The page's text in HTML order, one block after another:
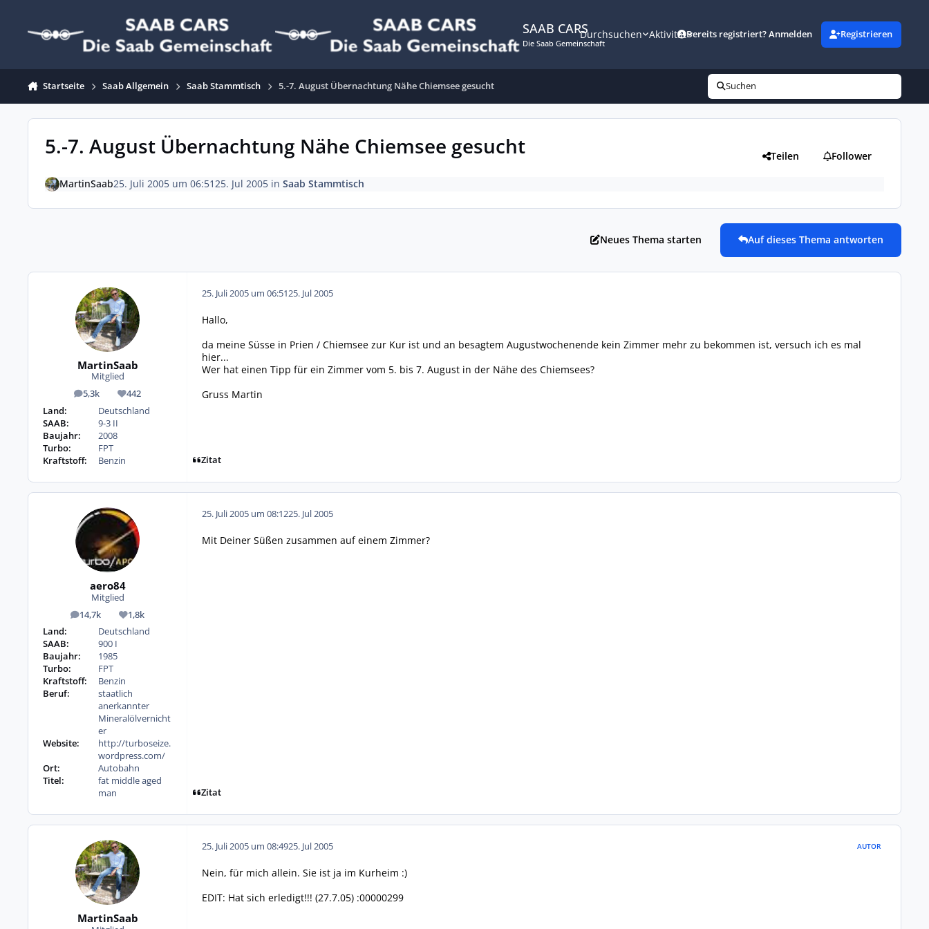
SAAB CARS
Die Saab Gemeinschaft
Durchsuchen AktivitätBereits registriert? Anmelden Registrieren
Startseite Saab Allgemein Saab Stammtisch 5.-7. August Übernachtung Nähe Chiemsee gesucht Suchen
5.-7. August Übernachtung Nähe Chiemsee gesucht Teilen Follower
MartinSaab25. Juli 2005 um 06:5125. Jul 2005in Saab Stammtisch
Neues Thema starten Auf dieses Thema antworten
MartinSaab
Mitglied
5,3k
Beiträge 442
Reputation
Land:
Deutschland
SAAB:
9-3 II
Baujahr:
2008
Turbo:
FPT
Kraftstoff:
Benzin
25. Juli 2005 um 06:5125. Jul 2005
Hallo,
da meine Süsse in Prien / Chiemsee zur Kur ist und an besagtem Augustwochenende kein Zimmer mehr zu bekommen ist, versuch ich es mal
hier...
Wer hat einen Tipp für ein Zimmer vom 5. bis 7. August in der Nähe des Chiemsees?
Gruss Martin
Zitat
aero84
Mitglied
14,7k
Beiträge 1,8k
Reputation
Land:
Deutschland
SAAB:
900 I
Baujahr:
1985
Turbo:
FPT
Kraftstoff:
Benzin
Beruf:
staatlich
anerkannter
Mineralölvernicht
er
Website:
http://turboseize.
wordpress.com/
Ort:
Autobahn
Titel:
fat middle aged
man
25. Juli 2005 um 08:1225. Jul 2005
Mit Deiner Süßen zusammen auf einem Zimmer?
Zitat
MartinSaab
25. Juli 2005 um 08:4925. Jul 2005 AUTOR
Nein, für mich allein. Sie ist ja im Kurheim :)
EDIT: Hat sich erledigt!!! (27.7.05) :00000299